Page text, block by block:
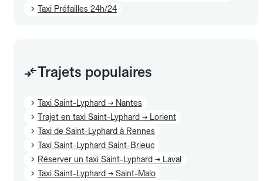
Taxi Préfailles 24h/24
Trajets populaires
Taxi Saint-Lyphard → Nantes
Trajet en taxi Saint-Lyphard → Lorient
Taxi de Saint-Lyphard à Rennes
Taxi Saint-Lyphard Saint-Brieuc
Réserver un taxi Saint-Lyphard → Laval
Taxi Saint-Lyphard → Saint-Malo